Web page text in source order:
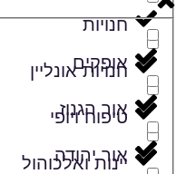
חנויות
חנויות אונליין
טיפוח ויופי
יינות ואלכוהול
אופקים
אור הגנוז
אור יהודה